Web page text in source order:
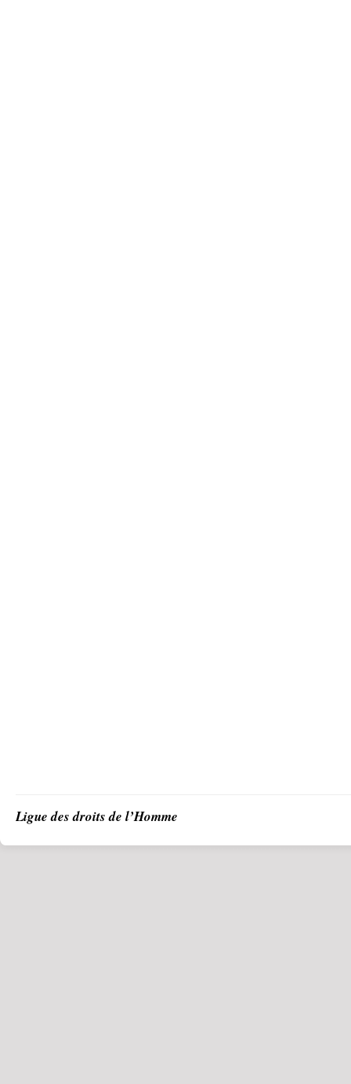
Ligue des droits de l’Homme